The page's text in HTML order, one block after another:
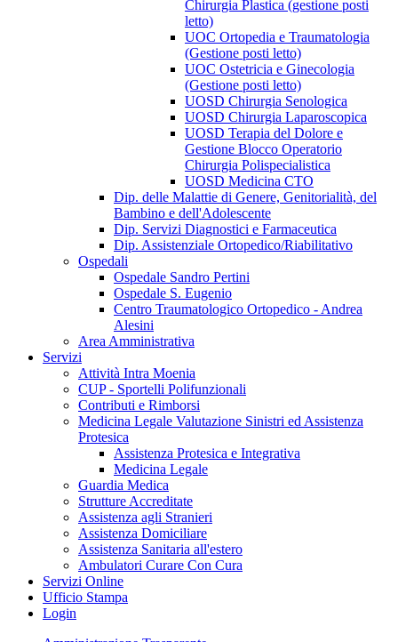
Chirurgia Plastica (gestione posti
letto)
UOC Ortopedia e Traumatologia
(Gestione posti letto)
UOC Ostetricia e Ginecologia
(Gestione posti letto)
UOSD Chirurgia Senologica
UOSD Chirurgia Laparoscopica
UOSD Terapia del Dolore e
Gestione Blocco Operatorio
Chirurgia Polispecialistica
UOSD Medicina CTO
Dip. delle Malattie di Genere, Genitorialità, del
Bambino e dell'Adolescente
Dip. Servizi Diagnostici e Farmaceutica
Dip. Assistenziale Ortopedico/Riabilitativo
Ospedali
Ospedale Sandro Pertini
Ospedale S. Eugenio
Centro Traumatologico Ortopedico - Andrea
Alesini
Area Amministrativa
Servizi
Attività Intra Moenia
CUP - Sportelli Polifunzionali
Contributi e Rimborsi
Medicina Legale Valutazione Sinistri ed Assistenza
Protesica
Assistenza Protesica e Integrativa
Medicina Legale
Guardia Medica
Strutture Accreditate
Assistenza agli Stranieri
Assistenza Domiciliare
Assistenza Sanitaria all'estero
Ambulatori Curare Con Cura
Servizi Online
Ufficio Stampa
Login